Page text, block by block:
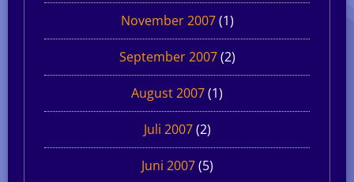
November 2007(1)
September 2007(2)
August 2007(1)
Juli 2007(2)
Juni 2007(5)